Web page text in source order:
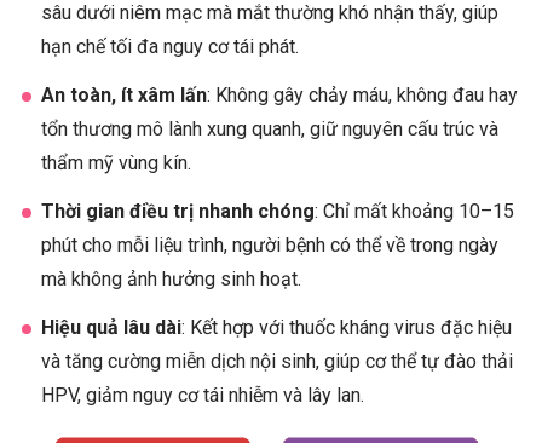
sâu dưới niêm mạc mà mắt thường khó nhận thấy, giúp
hạn chế tối đa nguy cơ tái phát.
An toàn, ít xâm lấn: Không gây chảy máu, không đau hay
tổn thương mô lành xung quanh, giữ nguyên cấu trúc và
thẩm mỹ vùng kín.
Thời gian điều trị nhanh chóng: Chỉ mất khoảng 10–15
phút cho mỗi liệu trình, người bệnh có thể về trong ngày
mà không ảnh hưởng sinh hoạt.
Hiệu quả lâu dài: Kết hợp với thuốc kháng virus đặc hiệu
và tăng cường miễn dịch nội sinh, giúp cơ thể tự đào thải
HPV, giảm nguy cơ tái nhiễm và lây lan.